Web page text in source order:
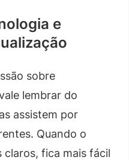
e
sobre
lembrar do
assistem por
Quando o
fica mais fácil